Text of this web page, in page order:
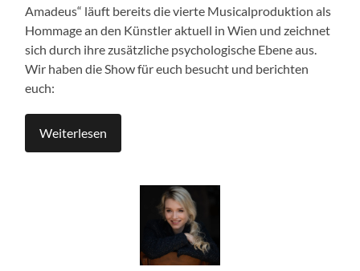
Amadeus“ läuft bereits die vierte Musicalproduktion als
Hommage an den Künstler aktuell in Wien und zeichnet
sich durch ihre zusätzliche psychologische Ebene aus.
Wir haben die Show für euch besucht und berichten
euch:
Weiterlesen